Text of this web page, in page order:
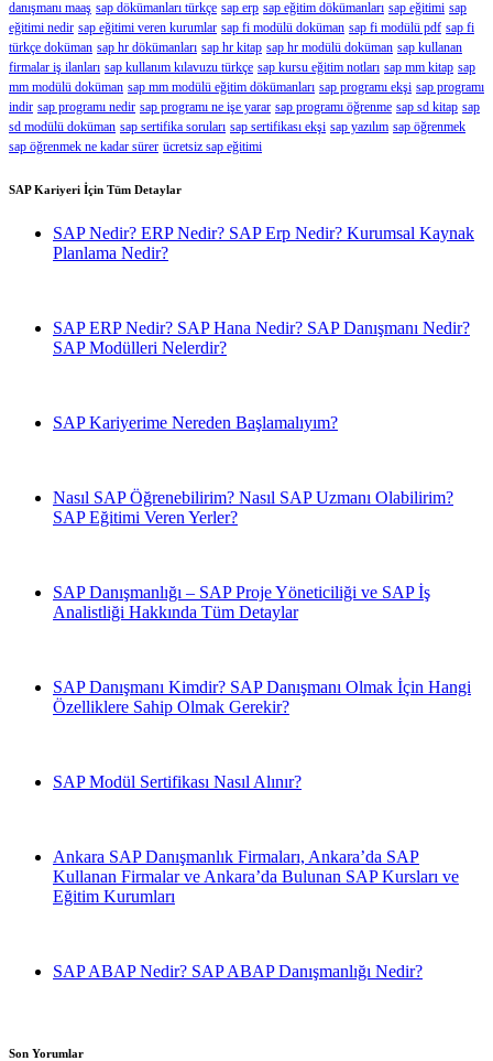
danışmanı maaş sap dökümanları türkçe sap erp sap eğitim dökümanları sap eğitimi sap
eğitimi nedir sap eğitimi veren kurumlar sap fi modülü doküman sap fi modülü pdf sap fi
türkçe doküman sap hr dökümanları sap hr kitap sap hr modülü doküman sap kullanan
firmalar iş ilanları sap kullanım kılavuzu türkçe sap kursu eğitim notları sap mm kitap sap
mm modülü doküman sap mm modülü eğitim dökümanları sap programı ekşi sap programı
indir sap programı nedir sap programı ne işe yarar sap programı öğrenme sap sd kitap sap
sd modülü doküman sap sertifika soruları sap sertifikası ekşi sap yazılım sap öğrenmek
sap öğrenmek ne kadar sürer ücretsiz sap eğitimi
SAP Kariyeri İçin Tüm Detaylar
SAP Nedir? ERP Nedir? SAP Erp Nedir? Kurumsal Kaynak
Planlama Nedir?
SAP ERP Nedir? SAP Hana Nedir? SAP Danışmanı Nedir?
SAP Modülleri Nelerdir?
SAP Kariyerime Nereden Başlamalıyım?
Nasıl SAP Öğrenebilirim? Nasıl SAP Uzmanı Olabilirim?
SAP Eğitimi Veren Yerler?
SAP Danışmanlığı – SAP Proje Yöneticiliği ve SAP İş
Analistliği Hakkında Tüm Detaylar
SAP Danışmanı Kimdir? SAP Danışmanı Olmak İçin Hangi
Özelliklere Sahip Olmak Gerekir?
SAP Modül Sertifikası Nasıl Alınır?
Ankara SAP Danışmanlık Firmaları, Ankara’da SAP
Kullanan Firmalar ve Ankara’da Bulunan SAP Kursları ve
Eğitim Kurumları
SAP ABAP Nedir? SAP ABAP Danışmanlığı Nedir?
Son Yorumlar